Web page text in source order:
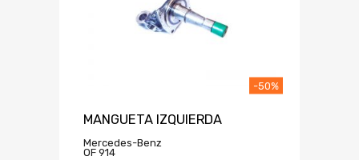
MANGUETA IZQUIERDA
Mercedes-Benz
OF 914
-50%